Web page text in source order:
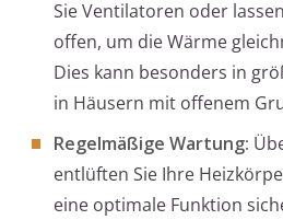
Sie Ventilatoren oder
offen, um die Wärme
Dies kann besonders in
in Häusern mit offenem
Regelmäßige Wartung:
entlüften Sie Ihre
eine optimale Funktion